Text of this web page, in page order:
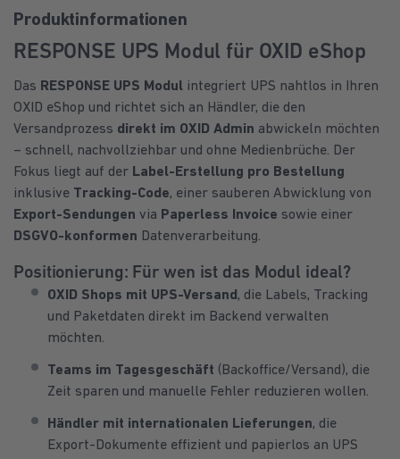
Produktinformationen
RESPONSE UPS Modul für OXID eShop
Das RESPONSE UPS Modul integriert UPS nahtlos in Ihren
OXID eShop und richtet sich an Händler, die den
Versandprozess direkt im OXID Admin abwickeln möchten
– schnell, nachvollziehbar und ohne Medienbrüche. Der
Fokus liegt auf der Label-Erstellung pro Bestellung
inklusive Tracking-Code, einer sauberen Abwicklung von
Export-Sendungen via Paperless Invoice sowie einer
DSGVO-konformen Datenverarbeitung.
Positionierung: Für wen ist das Modul ideal?
OXID Shops mit UPS-Versand , die Labels, Tracking
und Paketdaten direkt im Backend verwalten
möchten.
Teams im Tagesgeschäft (Backoffice/Versand), die
Zeit sparen und manuelle Fehler reduzieren wollen.
Händler mit internationalen Lieferungen, die
Export-Dokumente effizient und papierlos an UPS